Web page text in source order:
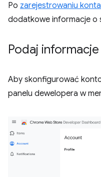
Po zarejestrowaniu
dodatkowe informacje o
Podaj
Aby skonfigurować
panelu dewelopera w